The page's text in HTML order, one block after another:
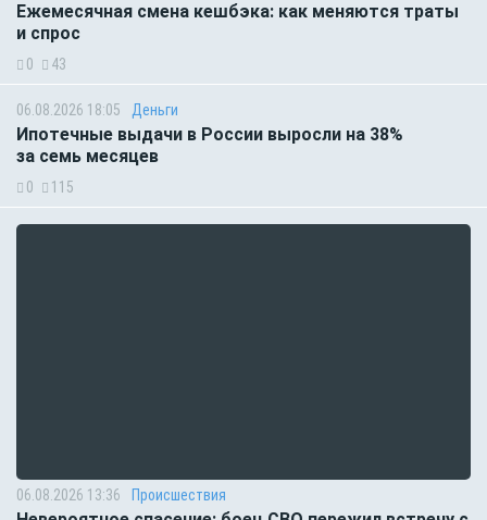
Ежемесячная смена кешбэка: как меняются траты
и спрос
0 43
06.08.2026 18:05 Деньги
Ипотечные выдачи в России выросли на 38%
за семь месяцев
0 115
06.08.2026 13:36 Происшествия